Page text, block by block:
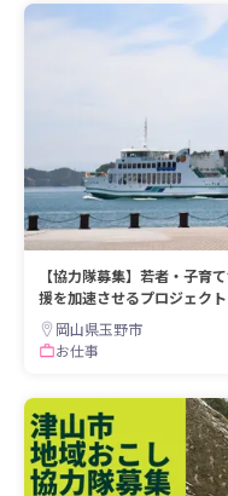
【協力隊募集】若者・子育
援を加速させるプロジェクト
岡山県玉野市
お仕事